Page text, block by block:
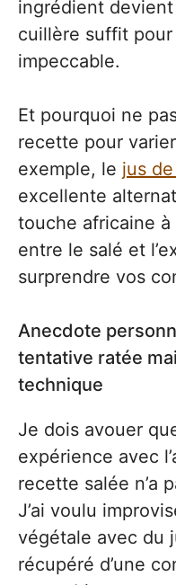
ingrédient
cuillère suffit
impeccable.
Et pourquoi ne
recette pour
exemple, le jus
excellente
touche africaine
entre le salé et
surprendre vos
Anecdote
tentative ratée
technique
Je dois avouer
expérience avec
recette salée n’a
J’ai voulu
végétale avec du
récupéré d’une